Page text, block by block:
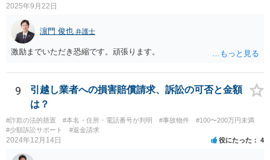
け渡しなどの請求もお考えなのであれば、現況や契約書等の確認が不
可欠ですから、資料等一式を持参して弁護士にご相談された方がよい
かと思います。
2025年9月22日
濵門 俊也 弁護士
激励までいただき恐縮です。頑張ります。
9
引越し業者への損害賠償請求、訴訟の可否と金額
は？
#詐欺の法的措置 #本名・住所・電話番号が判明 #事故物件
#100〜200万円未満
#少額訴訟サポート
#返金請求
2024年12月14日 役にたった 4